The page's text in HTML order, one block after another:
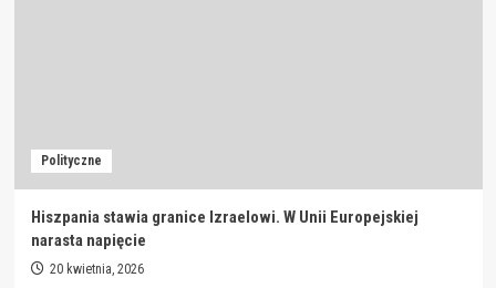
Polityczne
Hiszpania stawia granice Izraelowi. W Unii Europejskiej
narasta napięcie
20 kwietnia, 2026